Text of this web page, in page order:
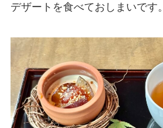
デザートを食べておしまいです。